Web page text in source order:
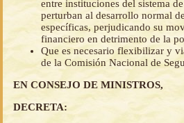
entre instituciones del sistema
perturban al desarrollo normal
específicas, perjudicando su
financiero en detrimento de la
Que es necesario flexibilizar y
de la Comisión Nacional de
EN CONSEJO DE MINISTROS,
DECRETA: